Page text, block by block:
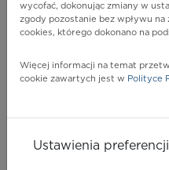
wycofać, dokonując zmiany w
zgody pozostanie bez wpływu
cookies, którego dokonano na
Więcej informacji na temat
cookie zawartych jest w Polityce
Ustawienia preferencji